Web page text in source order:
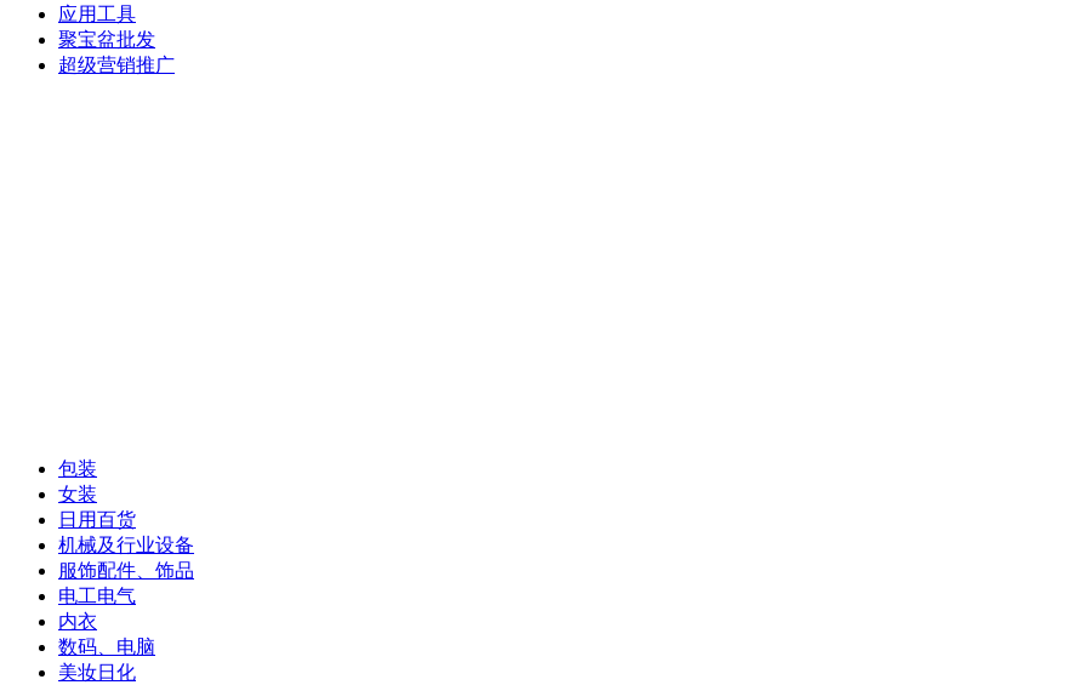
应用工具
聚宝盆批发
超级营销推广
包装
女装
日用百货
机械及行业设备
服饰配件、饰品
电工电气
内衣
数码、电脑
美妆日化